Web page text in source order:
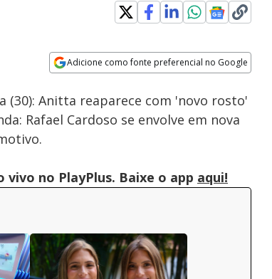
Adicione como fonte preferencial no Google
Velocidade
(30): Anitta reaparece com 'novo rosto'
Rafael Cardoso se envolve em nova
vivo no PlayPlus. Baixe o app aqui!